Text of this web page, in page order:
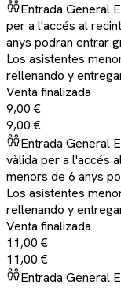
Entrada General
per a l'accés al
anys podran entrar
Los asistentes
rellenando y
Venta finalizada
9,00 €
9,00 €
Entrada General
vàlida per a l'accés
menors de 6 anys
Los asistentes
rellenando y
Venta finalizada
11,00 €
11,00 €
Entrada General